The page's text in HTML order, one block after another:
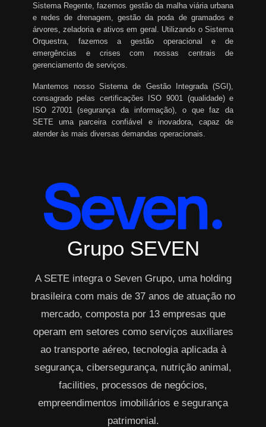
Sistema Regente, fazemos gestão da malha viária urbana
e redes de drenagem, gestão da poda de gramados e
árvores, zeladoria e ativos em geral. Utilizando o Sistema
Orquestra, fazemos a gestão operacional e de
emergências e crises com nossas centrais de
gerenciamento de serviços.
Mantemos nosso Sistema de Gestão Integrada (SGI),
consagrado pelas certificações ISO 9001 (qualidade) e
ISO 27001 (segurança da informação), o que faz da
SETE uma parceira confiável e inovadora, capaz de
atender às mais diversas demandas operacionais.
Grupo SEVEN
A SETE integra o Seven Grupo, uma holding
brasileira com mais de 37 anos de atuação no
mercado, composta por 13 empresas que
operam em setores como serviços auxiliares
ao transporte aéreo, tecnologia aplicada à
segurança, cibersegurança, nutrição animal,
facilities, processos de negócios,
empreendimentos imobiliários e segurança
patrimonial.